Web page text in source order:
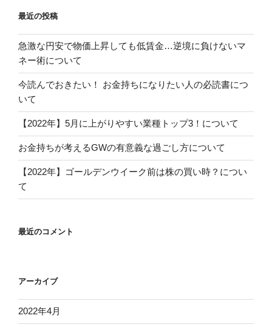
最近の投稿
急激な円安で物価上昇しても低賃金…逆境に負けないマ
ネー術について
今読んでおきたい！ お金持ちになりたい人の必読書につ
いて
【2022年】5月に上がりやすい業種トップ3！について
お金持ちが考えるGWの有意義な過ごし方について
【2022年】ゴールデンウイーク前は株の買い時？につい
て
最近のコメント
アーカイブ
2022年4月